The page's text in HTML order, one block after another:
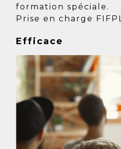
formation spéciale.
Prise en charge
Efficace